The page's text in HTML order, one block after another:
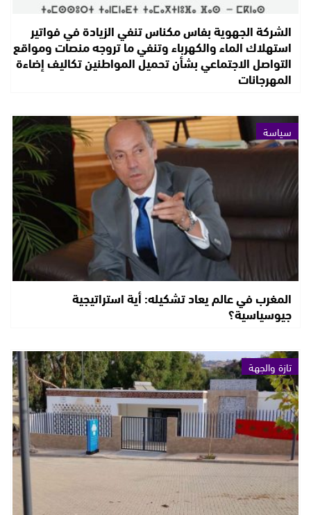
الشركة الجهوية بفاس مكناس تنفي الزيادة في فواتير
استهلاك الماء والكهرباء وتنفي ما تروجه منصات ومواقع
التواصل الاجتماعي بشأن تحميل المواطنين تكاليف إضاءة
المهرجانات
سياسة
المغرب في عالم يعاد تشكيله: أية استراتيجية
جيوسياسية؟
تازة والجهة